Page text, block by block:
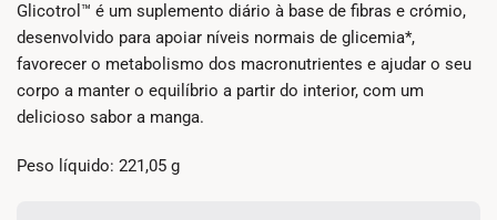
Glicotrol™ é um suplemento diário à base de fibras e crómio,
desenvolvido para apoiar níveis normais de glicemia*,
favorecer o metabolismo dos macronutrientes e ajudar o seu
corpo a manter o equilíbrio a partir do interior, com um
delicioso sabor a manga.
Peso líquido: 221,05 g